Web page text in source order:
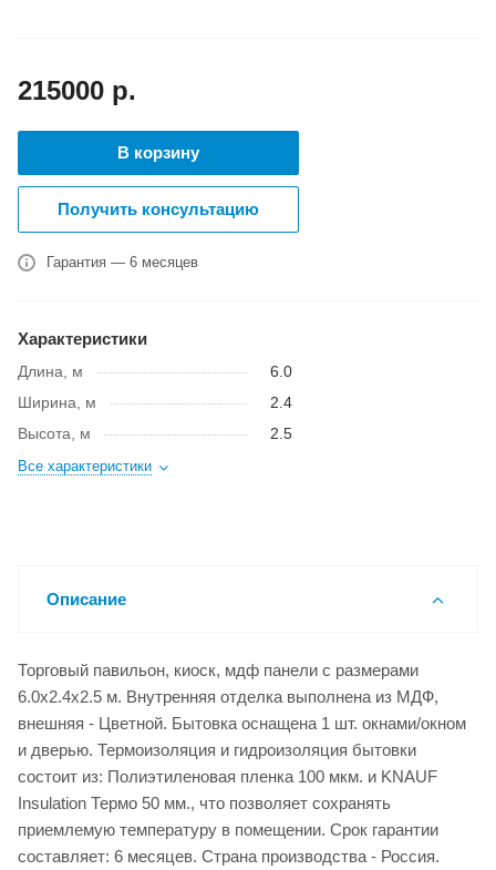
215000 р.
В корзину
Получить консультацию
Гарантия — 6 месяцев
Характеристики
Длина, м
6.0
Ширина, м
2.4
Высота, м
2.5
Все характеристики
Описание
Торговый павильон, киоск, мдф панели с размерами
6.0x2.4x2.5 м. Внутренняя отделка выполнена из МДФ,
внешняя - Цветной. Бытовка оснащена 1 шт. окнами/окном
и дверью. Термоизоляция и гидроизоляция бытовки
состоит из: Полиэтиленовая пленка 100 мкм. и KNAUF
Insulation Термо 50 мм., что позволяет сохранять
приемлемую температуру в помещении. Срок гарантии
составляет: 6 месяцев. Страна производства - Россия.